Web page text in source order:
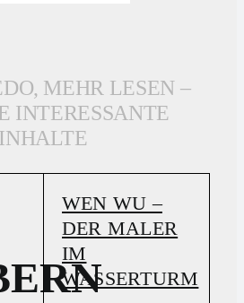
MEHR LESEN –
INTERESSANTE
INHALTE
WEN WU –
DER MALER
IM
WASSERTURM